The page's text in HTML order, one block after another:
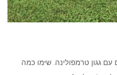
גגון טרמפולינה. שימו כמה